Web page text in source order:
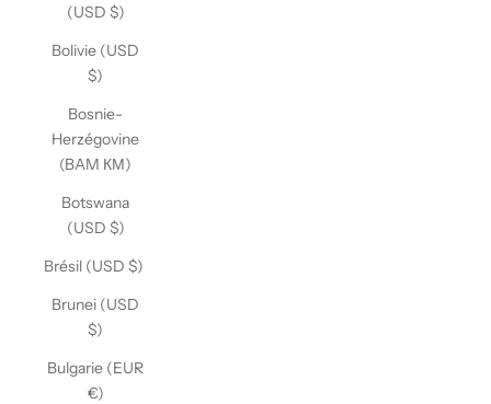
(USD $)
Bolivie (USD
$)
Bosnie-
Herzégovine
(BAM КМ)
Botswana
(USD $)
Brésil (USD $)
Brunei (USD
$)
Bulgarie (EUR
€)